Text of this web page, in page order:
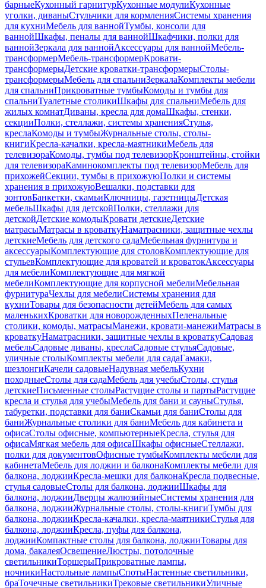
барныеКухонный гарнитурКухонные модулиКухонные
уголки, диваныСтульчики для кормленияСистемы хранения
для кухниМебель для ваннойТумбы, консоли для
ваннойШкафы, пеналы для ваннойШкафчики, полки для
ваннойЗеркала для ваннойАксессуары для ваннойМебель-
трансформерМебель-трансформерКровати-
трансформерыДетские кроватки-трансформерыСтолы-
трансформерыМебель для спальниЗеркалаКомплекты мебели
для спальниПрикроватные тумбыКомоды и тумбы для
спальниТуалетные столикиШкафы для спальниМебель для
жилых комнатДиваны, кресла для домаШкафы, стенки,
секцииПолки, стеллажи, системы храненияСтулья,
креслаКомоды и тумбыЖурнальные столы, столы-
книгиКресла-качалки, кресла-маятникиМебель для
телевизораКомоды, тумбы под телевизорКронштейны, стойки
для телевизораКаминокомплекты под телевизорМебель для
прихожейСекции, тумбы в прихожуюПолки и системы
хранения в прихожуюВешалки, подставки для
зонтовБанкетки, скамьиКлючницы, газетницыДетская
мебельШкафы для детскойПолки, стеллажи для
детскойДетские комодыКровати детскиеДетские
матрасыМатрасы в кроваткуНаматрасники, защитные чехлы
детскиеМебель для детского садаМебельная фурнитура и
аксессуарыКомплектующие для столовКомплектующие для
стульевКомплектующие для кроватей и кроватокАксессуары
для мебелиКомплектующие для мягкой
мебелиКомплектующие для корпусной мебелиМебельная
фурнитураЧехлы для мебелиСистемы хранения для
кухниТовары для безопасности детейМебель для самых
маленькихКроватки для новорожденныхПеленальные
столики, комоды, матрасыМанежи, кровати-манежиМатрасы в
кроваткуНаматрасники, защитные чехлы в кроваткуСадовая
мебельСадовые диваны, креслаСадовые стульяСадовые,
уличные столыКомплекты мебели для садаГамаки,
шезлонгиКачели садовыеНадувная мебельКухни
походныеСтолы для садаМебель для учебыСтолы, стулья
детскиеПисьменные столыРастущие столы и партыРастущие
кресла и стулья для учебыМебель для бани и сауныСтулья,
табуретки, подставки для баниСкамьи для баниСтолы для
баниЖурнальные столики для баниМебель для кабинета и
офисаСтолы офисные, компьютерныеКресла, стулья для
офисаМягкая мебель для офисаШкафы офисныеСтеллажи,
полки для документовОфисные тумбыКомплекты мебели для
кабинетаМебель для лоджии и балконаКомплекты мебели для
балкона, лоджииКресла-мешки для балконаКресла подвесные,
стулья садовыеСтолы для балкона, лоджииШкафы для
балкона, лоджииДверцы жалюзийныеСистемы хранения для
балкона, лоджииЖурнальные столы, столы-книгиТумбы для
балкона, лоджииКресла-качалки, кресла-маятникиСтулья для
балкона, лоджииКресла, пуфы для балкона,
лоджииКомпактные столы для балкона, лоджииТовары для
дома, бакалеяОсвещениеЛюстры, потолочные
светильникиТоршерыПрикроватные лампы,
ночникиНастольные лампыСпотыНастенные светильники,
браТочечные светильникиТрековые светильникиУличные